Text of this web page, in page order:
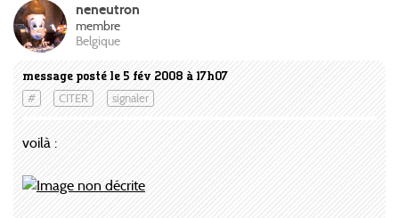
message posté le 5 fév 2008 à 17h07
# CITER signaler
neneutron
membre
Belgique
voilà :